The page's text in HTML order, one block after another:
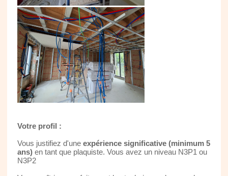
Votre profil :
Vous justifiez d'une expérience significative (minimum 5
ans)en tant que plaquiste. Vous avez un niveau N3P1 ou
N3P2